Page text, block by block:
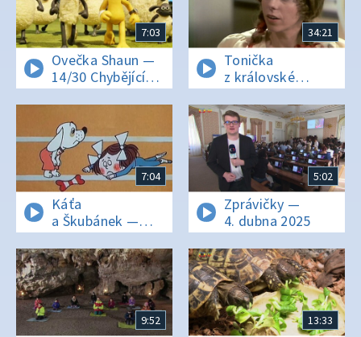
7:03
Ovečka Shaun —
14/30 Chybějící
dílek
34:21
Tonička
z královské
chalupy
7:04
Káťa
a Škubánek —
Cvičení
5:02
Zprávičky —
4. dubna 2025
9:52 13:33